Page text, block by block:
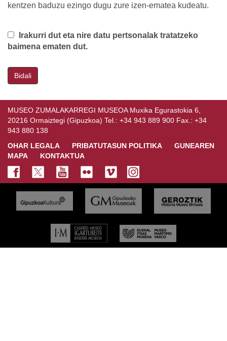
kentzen baduzu ezingo dugu zure izen-ematea kudeatu.
Irakurri dut eta nire datu pertsonalak tratatzeko
baimena ematen dut.
Bidali
MUSEO ZUMALAKARREGI MUSEOA Muxika Egurastokia 6,
20216 Ormaiztegi (Gipuzkoa) Tel.: +34 943 889 900 Fax.: +34
943 880 138
OHAR LEGALA
PRIBATUTASUN POLITIKA
GUNEAREN
MAPA
KONTAKTUA